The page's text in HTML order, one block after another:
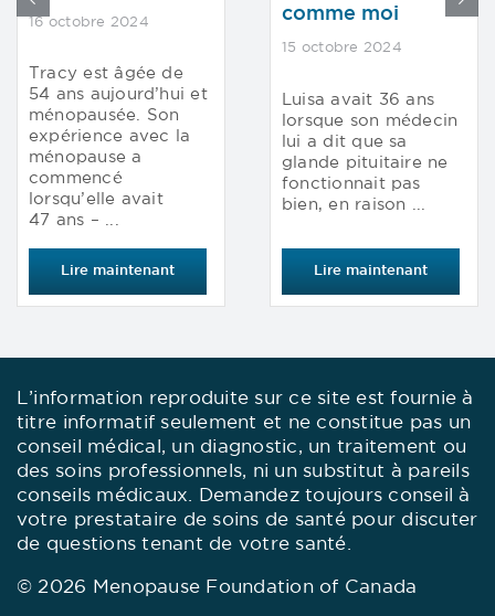
16 octobre 2024
Tracy est âgée de
54 ans aujourd’hui et
ménopausée. Son
expérience avec la
ménopause a
commencé
lorsqu’elle avait
47 ans – ...
Lire maintenant
comme moi
15 octobre 2024
Luisa avait 36 ans
lorsque son médecin
lui a dit que sa
glande pituitaire ne
fonctionnait pas
bien, en raison ...
Lire maintenant
L’information reproduite sur ce site est fournie à
titre informatif seulement et ne constitue pas un
conseil médical, un diagnostic, un traitement ou
des soins professionnels, ni un substitut à pareils
conseils médicaux. Demandez toujours conseil à
votre prestataire de soins de santé pour discuter
de questions tenant de votre santé.
© 2026 Menopause Foundation of Canada